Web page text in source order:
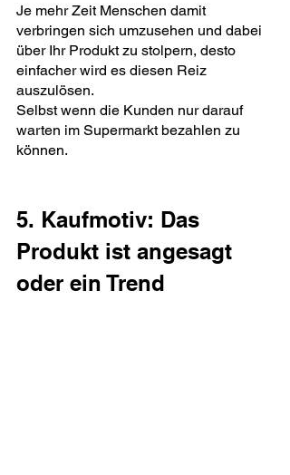
Je mehr Zeit Menschen damit
verbringen sich umzusehen und dabei
über Ihr Produkt zu stolpern, desto
einfacher wird es diesen Reiz
auszulösen.
Selbst wenn die Kunden nur darauf
warten im Supermarkt bezahlen zu
können.
5. Kaufmotiv: Das
Produkt ist angesagt
oder ein Trend